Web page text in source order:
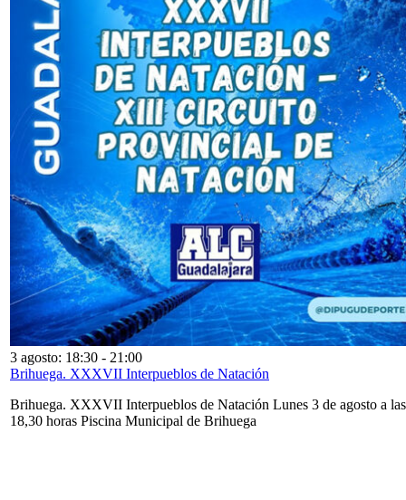
3 agosto: 18:30 - 21:00
Brihuega. XXXVII Interpueblos de Natación
Brihuega. XXXVII Interpueblos de Natación Lunes 3 de agosto a las
18,30 horas Piscina Municipal de Brihuega